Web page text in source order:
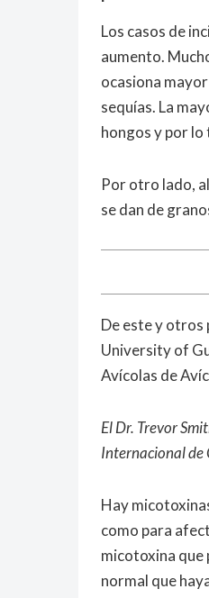
Los casos de
aumento.
ocasiona
sequías. La
hongos y por
Por otro lado,
se dan de
De este y otros
University of
Avícolas de
El Dr. Trevor
Internacional de
Hay
como para
micotoxina que
normal que